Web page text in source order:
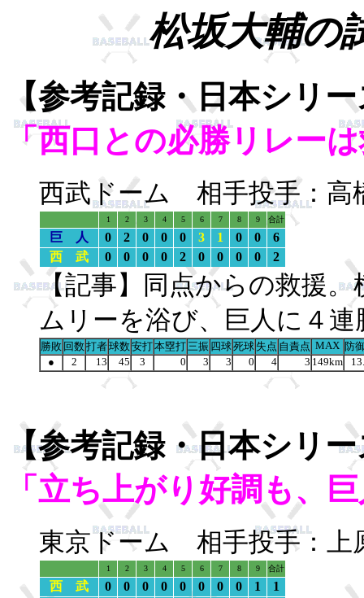
松坂大輔の
【参考記録・日本シリ
「西口との必勝リレー
西武ドーム 相手投手：高
1 2 3 4 5 6 7 8 9 合計
巨 人 0 2 0 0 0 3 1 0 0
6
西 武
0 0 0 0 2 0 0 0 0 2
【記事】同点からの救援
ムリーを浴び、巨人に４連
勝敗 回数打者球数安打本塁打三振 四球死球 失点 自責点 MAX 防
●
2 13 45 3 0 3 3 0 4 3 149km
【参考記録・日本シリ
「立ち上がり好調も、
東京ドーム 相手投手：上
1 2 3 4 5 6 7 8 9 合計
西 武 0 0 0 0 0 0 0 0 1
1